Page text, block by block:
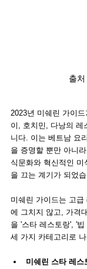
출처
2023년 미쉐린 가이
이, 호치민, 다낭의 레
니다. 이는 베트남 요
을 증명할 뿐만 아니
식문화와 혁신적인
을 끄는 계기가 되었
미쉐린 가이드는 고급
에 그치지 않고, 가격
을 '스타 레스토랑', '
세 가지 카테고리로
미쉐린 스타 레